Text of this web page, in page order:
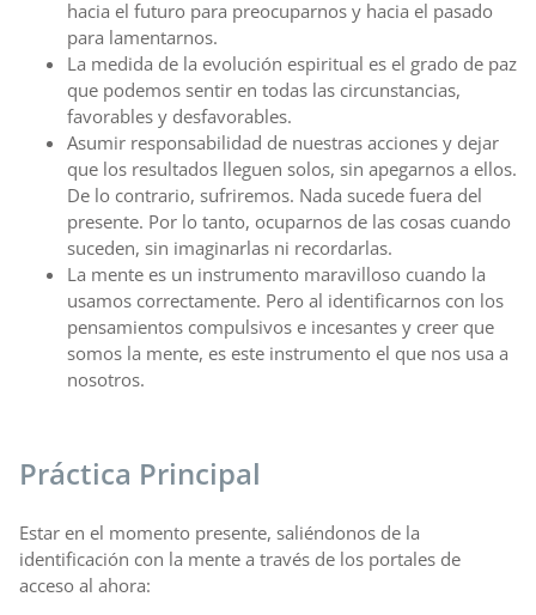
hacia el futuro para preocuparnos y hacia el pasado
para lamentarnos.
La medida de la evolución espiritual es el grado de paz
que podemos sentir en todas las circunstancias,
favorables y desfavorables.
Asumir responsabilidad de nuestras acciones y dejar
que los resultados lleguen solos, sin apegarnos a ellos.
De lo contrario, sufriremos. Nada sucede fuera del
presente. Por lo tanto, ocuparnos de las cosas cuando
suceden, sin imaginarlas ni recordarlas.
La mente es un instrumento maravilloso cuando la
usamos correctamente. Pero al identificarnos con los
pensamientos compulsivos e incesantes y creer que
somos la mente, es este instrumento el que nos usa a
nosotros.
Práctica Principal
Estar en el momento presente, saliéndonos de la
identificación con la mente a través de los portales de
acceso al ahora: